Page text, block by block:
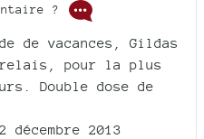
?
de vacances, Gildas
relais, pour la plus
Double dose de
décembre 2013